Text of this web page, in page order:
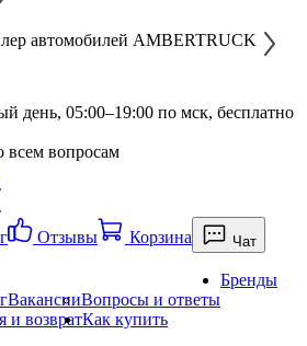
автомобилей AMBERTRUCK
день, 05:00–19:00 по мск, бесплатно
всем вопросам
Отзывы Корзина Чат
ВакансииВопросы и ответы
Бренды
и возвратКак купить